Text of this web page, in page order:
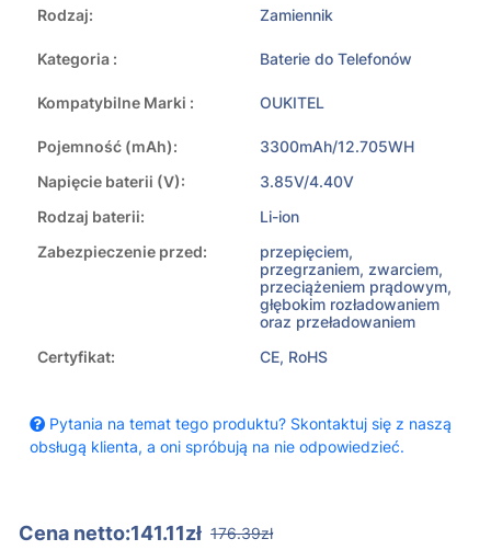
Rodzaj: Zamiennik
Kategoria : Baterie do Telefonów
Kompatybilne Marki : OUKITEL
Pojemność (mAh):
3300mAh/12.705WH
Napięcie baterii (V):
3.85V/4.40V
Rodzaj baterii:
Li-ion
Zabezpieczenie przed:
przepięciem,
przegrzaniem, zwarciem,
przeciążeniem prądowym,
głębokim rozładowaniem
oraz przeładowaniem
Certyfikat:
CE, RoHS
Pytania na temat tego produktu? Skontaktuj się z naszą
obsługą klienta, a oni spróbują na nie odpowiedzieć.
Cena netto:141.11zł 176.39zł